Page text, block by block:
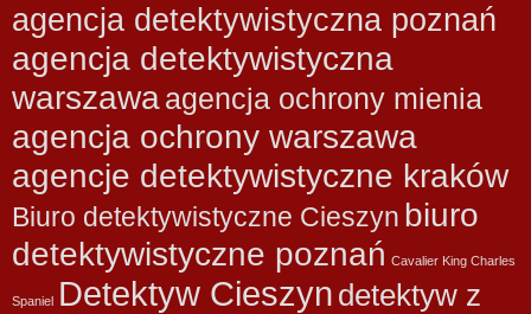
agencja detektywistyczna poznań
agencja detektywistyczna
warszawaagencja ochrony mienia
agencja ochrony warszawa
agencje detektywistyczne kraków
Biuro detektywistyczne Cieszyn biuro
detektywistyczne poznań Cavalier King Charles
Spaniel Detektyw Cieszyn detektyw z